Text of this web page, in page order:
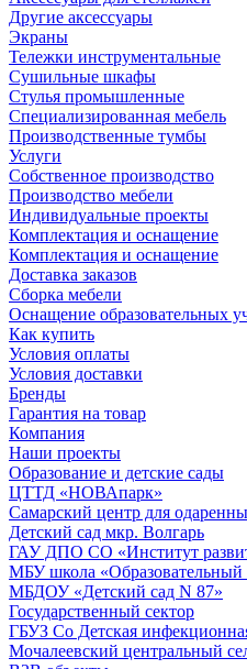
Другие аксессуары
Экраны
Тележки инструментальные
Сушильные шкафы
Стулья промышленные
Специализированная мебель
Производственные тумбы
Услуги
Собственное производство
Производство мебели
Индивидуальные проекты
Комплектация и оснащение
Комплектация и оснащение
Доставка заказов
Сборка мебели
Оснащение образовательных
Как купить
Условия оплаты
Условия доставки
Бренды
Гарантия на товар
Компания
Наши проекты
Образование и детские сады
ЦТТД «НОВАпарк»
Самарский центр для
Детский сад мкр. Волгарь
ГАУ ДПО СО «Институт
МБУ школа «Образовательный
МБДОУ «Детский сад N 87»
Государственный сектор
ГБУЗ Со Детская
Мочалеевский центральный